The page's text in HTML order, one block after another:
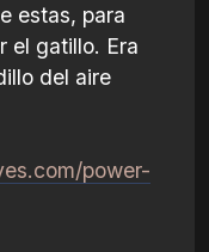
estas, para
el gatillo. Era
del aire
power-